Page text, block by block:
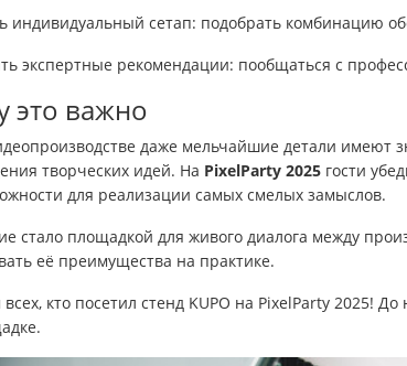
индивидуальный сетап: подобрать комбинацию
экспертные рекомендации: пообщаться с
это важно
даже мельчайшие детали
творческих идей. На PixelParty 2025 гости
для реализации самых смелых замыслов.
стало площадкой для живого диалога между
её преимущества на практике.
кто посетил стенд KUPO на PixelParty 2025!